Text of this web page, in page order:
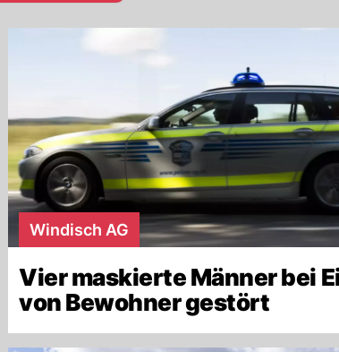
veröffentlicht:
Windisch AG
Vier maskierte Männer bei
von Bewohner gestört